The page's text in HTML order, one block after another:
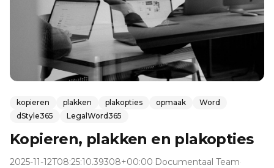
kopieren plakken plakopties opmaak
Word
dStyle365
LegalWord365
Kopieren, plakken en plakopties
2025-11-12T08:25:10.39308+00:00 Documentaal Team